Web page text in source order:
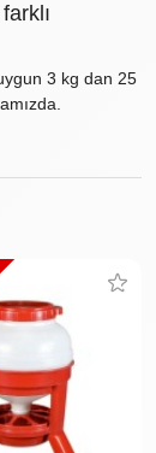
3 kg dan 25